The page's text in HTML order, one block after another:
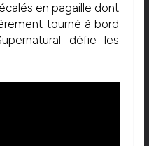
en pagaille dont
tourné à bord
défie les